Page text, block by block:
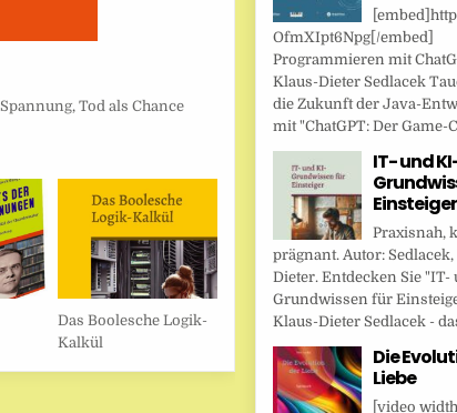
Spannung,Tod als Chance
Das Boolesche Logik-
Kalkül
OfmXIpt6Npg[/embed]
Programmieren mit
Klaus-Dieter Sedlacek
die Zukunft der Java-
mit "ChatGPT: Der Game-
IT- und
Einsteiger
Praxisnah,
prägnant. Autor:
Dieter. Entdecken Sie "IT-
Grundwissen für
Klaus-Dieter Sedlacek -
Die
Liebe
[video